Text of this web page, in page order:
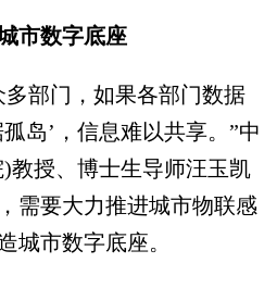
市数字底座
部门，如果各部门数据
岛’，信息难以共享。”中
教授、博士生导师汪玉凯
需要大力推进城市物联感
城市数字底座。